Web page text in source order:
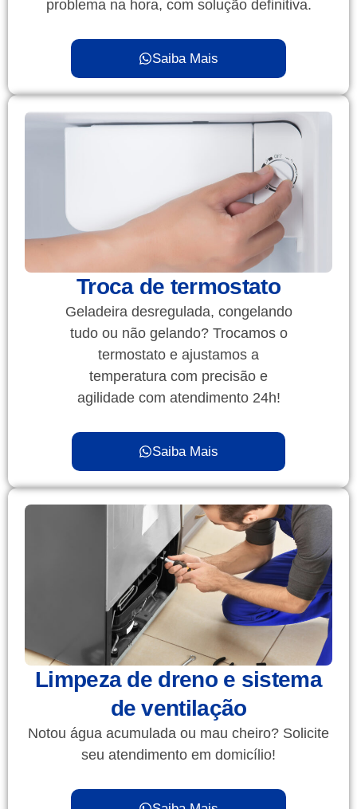
problema na hora, com solução definitiva.
Saiba Mais
Troca de termostato
Geladeira desregulada, congelando
tudo ou não gelando? Trocamos o
termostato e ajustamos a
temperatura com precisão e
agilidade com atendimento 24h!
Saiba Mais
Limpeza de dreno e sistema
de ventilação
Notou água acumulada ou mau cheiro? Solicite
seu atendimento em domicílio!